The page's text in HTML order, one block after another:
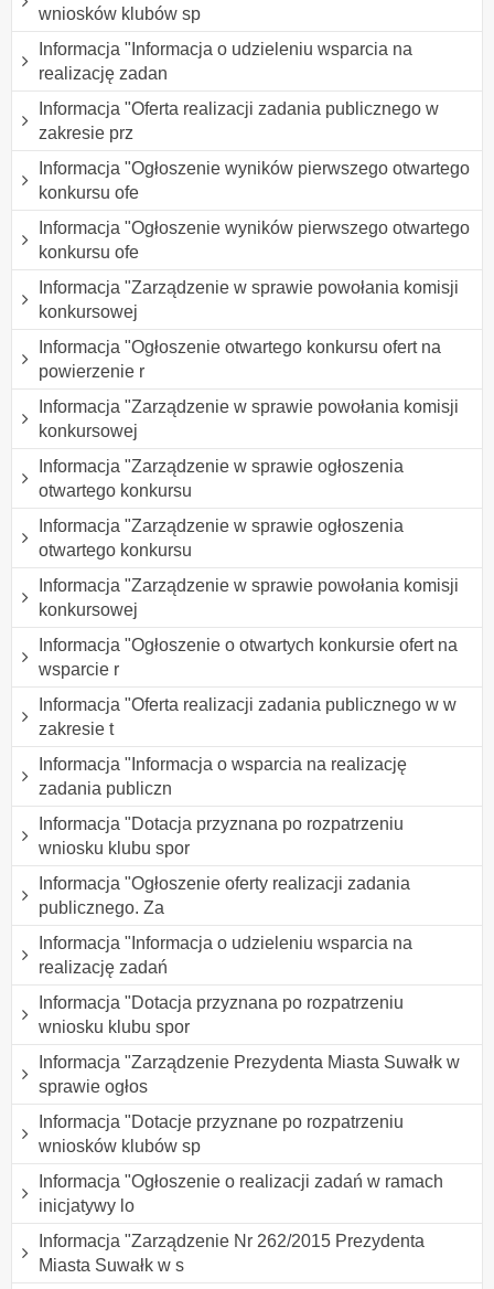
wniosków klubów sp
Informacja "Informacja o udzieleniu wsparcia na
realizację zadan
Informacja "Oferta realizacji zadania publicznego w
zakresie prz
Informacja "Ogłoszenie wyników pierwszego otwartego
konkursu ofe
Informacja "Ogłoszenie wyników pierwszego otwartego
konkursu ofe
Informacja "Zarządzenie w sprawie powołania komisji
konkursowej
Informacja "Ogłoszenie otwartego konkursu ofert na
powierzenie r
Informacja "Zarządzenie w sprawie powołania komisji
konkursowej
Informacja "Zarządzenie w sprawie ogłoszenia
otwartego konkursu
Informacja "Zarządzenie w sprawie ogłoszenia
otwartego konkursu
Informacja "Zarządzenie w sprawie powołania komisji
konkursowej
Informacja "Ogłoszenie o otwartych konkursie ofert na
wsparcie r
Informacja "Oferta realizacji zadania publicznego w w
zakresie t
Informacja "Informacja o wsparcia na realizację
zadania publiczn
Informacja "Dotacja przyznana po rozpatrzeniu
wniosku klubu spor
Informacja "Ogłoszenie oferty realizacji zadania
publicznego. Za
Informacja "Informacja o udzieleniu wsparcia na
realizację zadań
Informacja "Dotacja przyznana po rozpatrzeniu
wniosku klubu spor
Informacja "Zarządzenie Prezydenta Miasta Suwałk w
sprawie ogłos
Informacja "Dotacje przyznane po rozpatrzeniu
wniosków klubów sp
Informacja "Ogłoszenie o realizacji zadań w ramach
inicjatywy lo
Informacja "Zarządzenie Nr 262/2015 Prezydenta
Miasta Suwałk w s